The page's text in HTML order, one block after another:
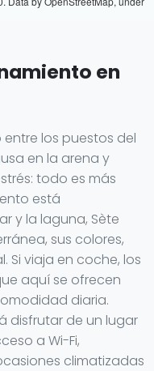
en
los puestos del
en la arena y
todo es más
está
y la laguna, Sète
sus colores,
Si viaja en coche, los
aquí se ofrecen
diaria.
disfrutar de un lugar
a Wi-Fi,
climatizadas